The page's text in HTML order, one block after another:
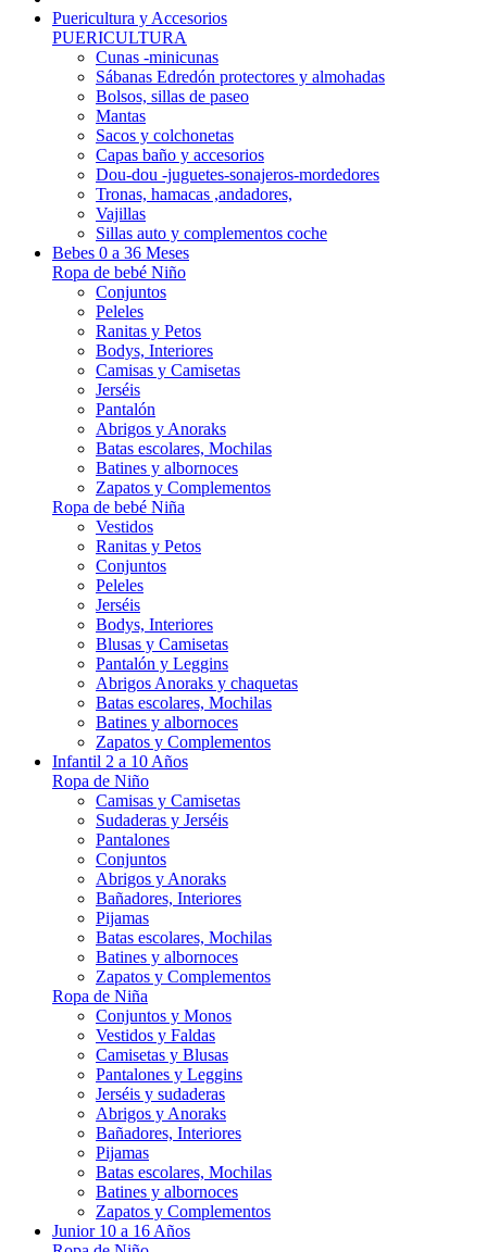
Puericultura y Accesorios
PUERICULTURA
Cunas -minicunas
Sábanas Edredón protectores y almohadas
Bolsos, sillas de paseo
Mantas
Sacos y colchonetas
Capas baño y accesorios
Dou-dou -juguetes-sonajeros-mordedores
Tronas, hamacas ,andadores,
Vajillas
Sillas auto y complementos coche
Bebes 0 a 36 Meses
Ropa de bebé Niño
Conjuntos
Peleles
Ranitas y Petos
Bodys, Interiores
Camisas y Camisetas
Jerséis
Pantalón
Abrigos y Anoraks
Batas escolares, Mochilas
Batines y albornoces
Zapatos y Complementos
Ropa de bebé Niña
Vestidos
Ranitas y Petos
Conjuntos
Peleles
Jerséis
Bodys, Interiores
Blusas y Camisetas
Pantalón y Leggins
Abrigos Anoraks y chaquetas
Batas escolares, Mochilas
Batines y albornoces
Zapatos y Complementos
Infantil 2 a 10 Años
Ropa de Niño
Camisas y Camisetas
Sudaderas y Jerséis
Pantalones
Conjuntos
Abrigos y Anoraks
Bañadores, Interiores
Pijamas
Batas escolares, Mochilas
Batines y albornoces
Zapatos y Complementos
Ropa de Niña
Conjuntos y Monos
Vestidos y Faldas
Camisetas y Blusas
Pantalones y Leggins
Jerséis y sudaderas
Abrigos y Anoraks
Bañadores, Interiores
Pijamas
Batas escolares, Mochilas
Batines y albornoces
Zapatos y Complementos
Junior 10 a 16 Años